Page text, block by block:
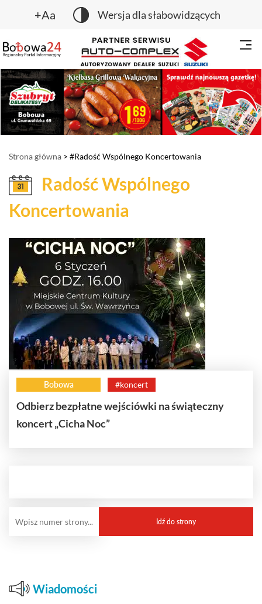
+Aa Wersja dla słabowidzących
Strona główna > #Radość Wspólnego Koncertowania
Radość Wspólnego
Koncertowania
Bobowa #koncert
Odbierz bezpłatne wejściówki na świąteczny
koncert „Cicha Noc”
Wiadomości